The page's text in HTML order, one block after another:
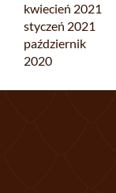
kwiecień 2021
styczeń 2021
październik
2020